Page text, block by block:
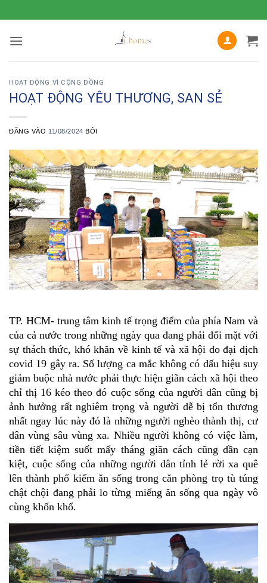
qua
nội
HOẠT ĐỘNG VÌ CỘNG ĐỒNG
HOẠT ĐỘNG YÊU THƯƠNG, SAN SẺ
ĐĂNG VÀO 11/08/2024 BỞI
TP. HCM- trung tâm kinh tế trọng điểm của phía Nam và
của cả nước trong những ngày qua đang phải đối mặt với
sự thách thức, khó khăn về kinh tế và xã hội do đại dịch
covid 19 gây ra. Số lượng ca mắc không có dấu hiệu suy
giảm buộc nhà nước phải thực hiện giãn cách xã hội theo
chỉ thị 16 kéo theo đó cuộc sống của người dân cũng bị
ảnh hưởng rất nghiêm trọng và người dễ bị tổn thương
nhất ngay lúc này đó là những người nghèo thành thị, cư
dân vùng sâu vùng xa. Nhiều người không có việc làm,
tiền tiết kiệm suốt mấy tháng giãn cách cũng dần cạn
kiệt, cuộc sống của những người dân tỉnh lẻ rời xa quê
lên thành phố kiếm ăn sống trong căn phòng trọ tù túng
chật chội đang phải lo từng miếng ăn sống qua ngày vô
cùng khốn khổ.